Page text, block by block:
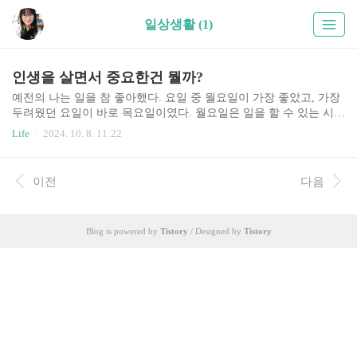
일상생활 (1)
인생을 살면서 중요한건 뭘까?
예전의 나는 일을 참 좋아했다. 요일 중 월요일이 가장 좋았고, 가장
두려웠던 요일이 바로 목요일이였다. 월요일은 일을 할 수 있는 시간
이 많아서 그래서 월요일이 좋았고, 목요일은 일을 할 수 있는 시간
게는 가장 소중한 딸아이와 가족들이 있다. 사실 어른 가족들은 크게
신경쓰지는 않지만, 아이는 무시할수 없다. 평일에는 늘 일을 하느라
없어지기 때문이다. 그리고 돌아오는 주를 위해 나 역시 휴식이 필요
Life 2024. 10. 8. 11:22
이전 다음
Blog is powered by Tistory / Designed by Tistory